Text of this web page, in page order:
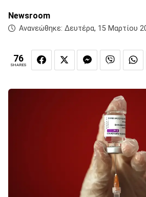
Newsroom
Ανανεώθηκε: Δευτέρα, 15 Μαρτίου
76
SHARES